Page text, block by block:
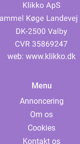
web: www.klikko.dk
Menu
Annoncering
Om os
Cookies
Kontakt os